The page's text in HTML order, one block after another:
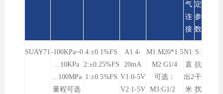
气
连
接
定
参
数
SUAY71-100KPa~0
...10KPa
...100MPa
量程可选
4:±0.1%FS
2:±0.25%FS
1:±0.5%FS
A1:4-
20mA
V1:0-5V
V2:1-5V
M1:M20*1.5
M2:G1/4
可选：
M3:G1/2
N1:
直
出2
米
S:
抗
干
扰